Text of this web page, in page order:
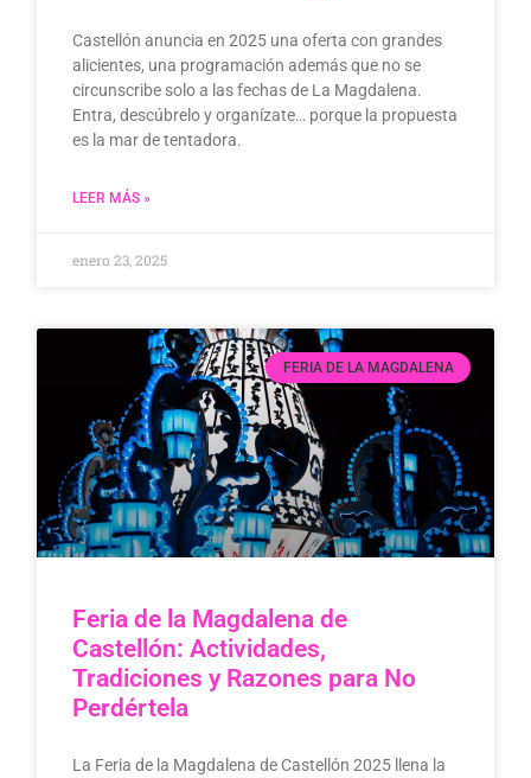
Castellón anuncia en 2025 una oferta con grandes
alicientes, una programación además que no se
circunscribe solo a las fechas de La Magdalena.
Entra, descúbrelo y organízate… porque la propuesta
es la mar de tentadora.
LEER MÁS »
enero 23, 2025
FERIA DE LA MAGDALENA
Feria de la Magdalena de
Castellón: Actividades,
Tradiciones y Razones para No
Perdértela
La Feria de la Magdalena de Castellón 2025 llena la